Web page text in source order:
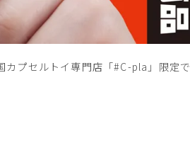
カプセルトイ専門店「#C-pla」限定で